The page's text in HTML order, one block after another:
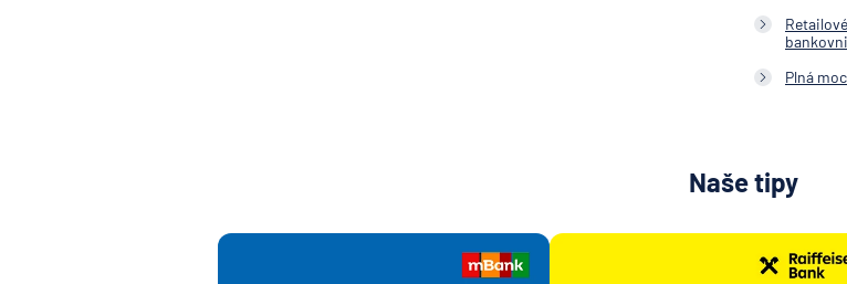
Retailové
Plná moc
Naše tipy